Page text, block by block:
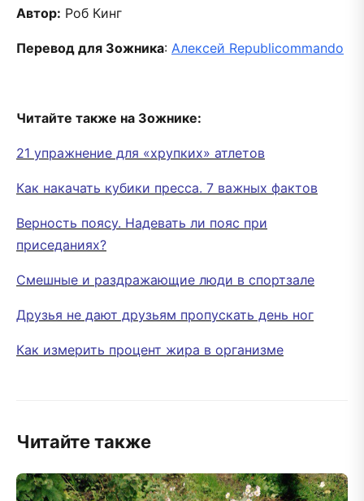
Автор: Роб Кинг
Перевод для Зожника: Алексей Republicommando
Читайте также на Зожнике:
21 упражнение для «хрупких» атлетов
Как накачать кубики пресса. 7 важных фактов
Верность поясу. Надевать ли пояс при
приседаниях?
Смешные и раздражающие люди в спортзале
Друзья не дают друзьям пропускать день ног
Как измерить процент жира в организме
Читайте также